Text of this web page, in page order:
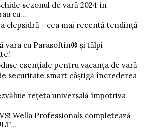
sezonul de vară 2024 în
cu...
clepsidră - cea mai recentă tendință
vara cu Parasoftin® și tălpi
esențiale pentru vacanța de vară
securitate smart câștigă încrederea
rețeta universală împotriva
Wella Professionals completează